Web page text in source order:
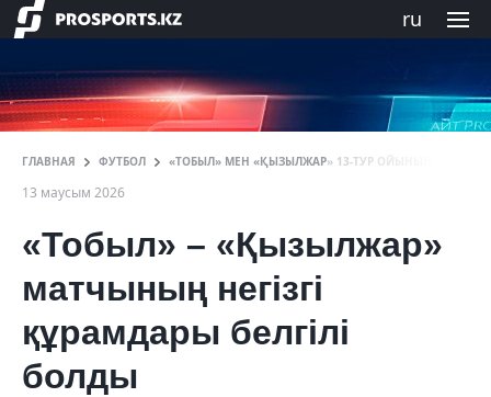
ru
ГЛАВНАЯ ФУТБОЛ «ТОБЫЛ» МЕН «ҚЫЗЫЛЖАР» 13-ТУР ОЙЫНЫНА
13 маусым 2026
«Тобыл» – «Қызылжар»
матчының негізгі
құрамдары белгілі
болды